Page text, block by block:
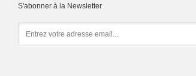
S'abonner à la Newsletter